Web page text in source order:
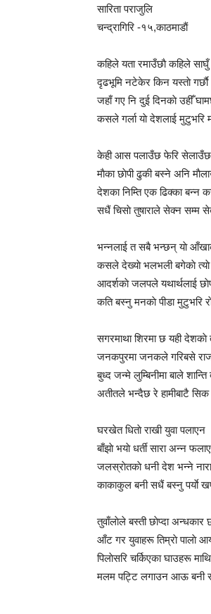
सारिता पराजुलि
चन्द्रागिरि -१५,काठमाडाैं
कहिले यता रमाउँछाै कहिले साघुँ
दृढभूमि नटेकेर किन यस्ताे गर्छाै
जहाँ गए नि दुई दिनकाे उहीँ
कसले गर्ला याे देशलाई मुटुभरि
केही आस पलाउँछ फेरि सेलाउँछ
माैका छाेपी ढुकी बस्ने अनि
देशका निम्ति एक ढिक्का बन्न
सधैं चिसाे तुषाराले सेक्न सम्म
भन्नलाई त सबै भन्छन् याे
कसले देख्याे भलभली बगेकाे त्याे
आदर्शकाे जलपले यथार्थलाई
कति बस्नु मनकाे पीडा मुटुभरि
सगरमाथा शिरमा छ यही देशकाे
जनकपुरमा जनकले गरिबसे
बुध्द जन्मे लुम्बिनीमा बाले शान्ति
अतीतले भन्दैछ रे हामीबाटै सिक
घरखेत धिताे राखी युवा पलाएन
बाँझाे भयाे धर्ती सारा अन्न
जलस्राेतकाे धनी देश भन्ने
काकाकुल बनी सधैं बस्नु पर्याे
तुवाँलाेले बस्ती छाेप्दा अन्धकार
आँट गर युवाहरू तिम्राे पालाे
पिलाेसरि चर्किएका घाउहरू माथि
मलम पट्टि लगाउन आऊ बनी